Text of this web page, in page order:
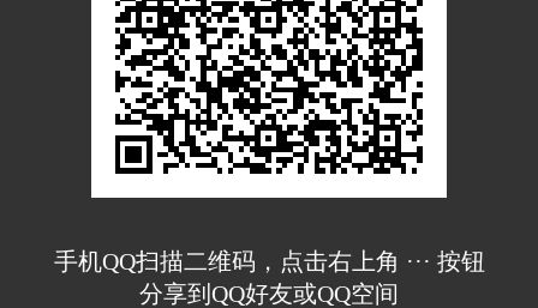
手机QQ扫描二维码，点击右上角 ··· 按钮
分享到QQ好友或QQ空间